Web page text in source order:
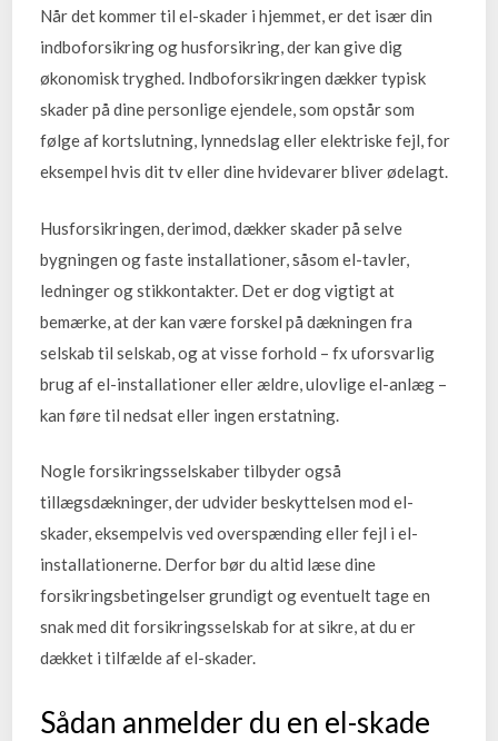
Når det kommer til el-skader i hjemmet, er det især din
indboforsikring og husforsikring, der kan give dig
økonomisk tryghed. Indboforsikringen dækker typisk
skader på dine personlige ejendele, som opstår som
følge af kortslutning, lynnedslag eller elektriske fejl, for
eksempel hvis dit tv eller dine hvidevarer bliver ødelagt.
Husforsikringen, derimod, dækker skader på selve
bygningen og faste installationer, såsom el-tavler,
ledninger og stikkontakter. Det er dog vigtigt at
bemærke, at der kan være forskel på dækningen fra
selskab til selskab, og at visse forhold – fx uforsvarlig
brug af el-installationer eller ældre, ulovlige el-anlæg –
kan føre til nedsat eller ingen erstatning.
Nogle forsikringsselskaber tilbyder også
tillægsdækninger, der udvider beskyttelsen mod el-
skader, eksempelvis ved overspænding eller fejl i el-
installationerne. Derfor bør du altid læse dine
forsikringsbetingelser grundigt og eventuelt tage en
snak med dit forsikringsselskab for at sikre, at du er
dækket i tilfælde af el-skader.
Sådan anmelder du en el-skade